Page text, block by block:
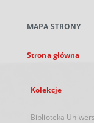
karcie
MAPA STRONY
Strona główna
Kolekcje
Biblioteka